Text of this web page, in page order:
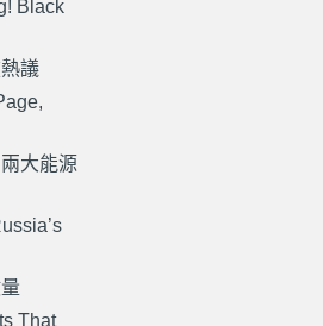
Black
議
大能源
That